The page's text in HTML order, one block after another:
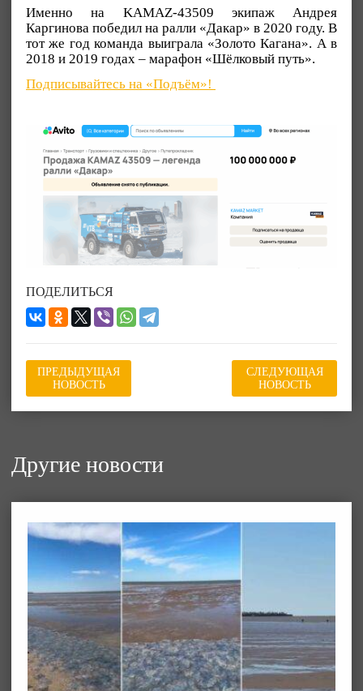
Именно на KAMAZ-43509 экипаж Андрея
Каргинова победил на ралли «Дакар» в 2020 году. В
тот же год команда выиграла «Золото Кагана». А в
2018 и 2019 годах – марафон «Шёлковый путь».
Подписывайтесь на «Подъём»!
ПОДЕЛИТЬСЯ
ПРЕДЫДУЩАЯ
НОВОСТЬ
СЛЕДУЮЩАЯ
НОВОСТЬ
Другие новости